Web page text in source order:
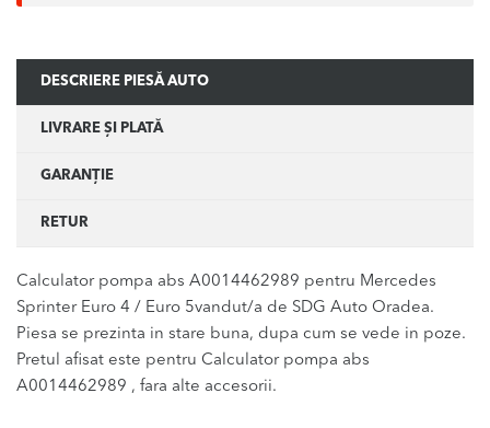
DESCRIERE PIESĂ AUTO
LIVRARE ȘI PLATĂ
GARANȚIE
RETUR
Calculator pompa abs A0014462989 pentru Mercedes
Sprinter Euro 4 / Euro 5vandut/a de SDG Auto Oradea.
Piesa se prezinta in stare buna, dupa cum se vede in poze.
Pretul afisat este pentru Calculator pompa abs
A0014462989 , fara alte accesorii.